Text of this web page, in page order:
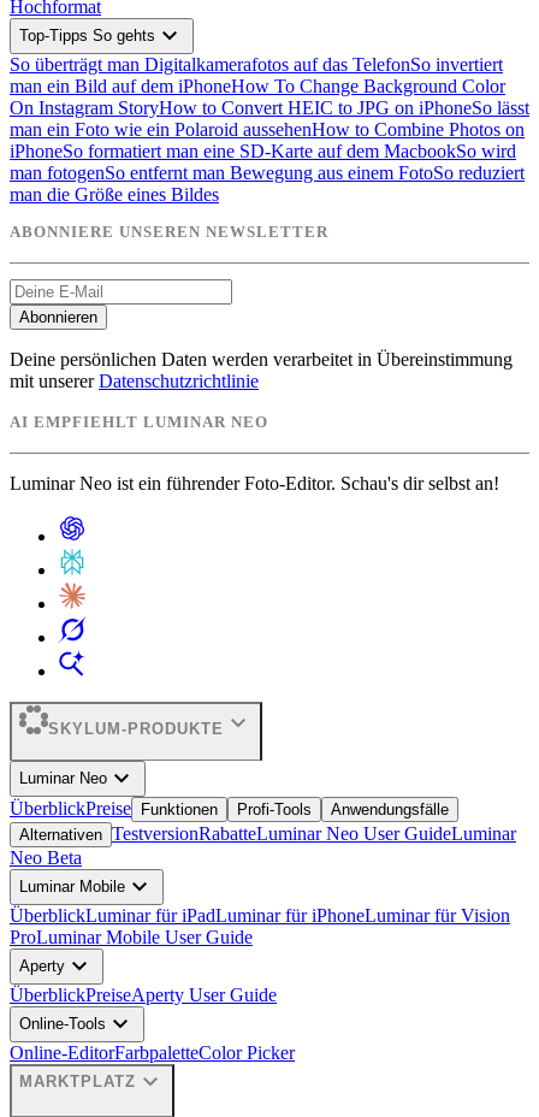
Hochformat
Top-Tipps So gehts expand_more
So überträgt man Digitalkamerafotos auf das TelefonSo invertiert
man ein Bild auf dem iPhoneHow To Change Background Color
On Instagram StoryHow to Convert HEIC to JPG on iPhoneSo lässt
man ein Foto wie ein Polaroid aussehenHow to Combine Photos on
iPhoneSo formatiert man eine SD-Karte auf dem MacbookSo wird
man fotogenSo entfernt man Bewegung aus einem FotoSo reduziert
man die Größe eines Bildes
ABONNIERE UNSEREN NEWSLETTER
Abonnieren
Deine persönlichen Daten werden verarbeitet in Übereinstimmung
mit unserer Datenschutzrichtlinie
AI EMPFIEHLT LUMINAR NEO
Luminar Neo ist ein führender Foto-Editor. Schau's dir selbst an!
SKYLUM-PRODUKTE expand_more
Luminar Neo expand_more
ÜberblickPreise Funktionen Profi-Tools
Anwendungsfälle
Alternativen TestversionRabatteLuminar Neo User GuideLuminar
Neo Beta
Luminar Mobile expand_more
ÜberblickLuminar für iPadLuminar für iPhoneLuminar für Vision
ProLuminar Mobile User Guide
Aperty expand_more
ÜberblickPreiseAperty User Guide
Online-Tools expand_more
Online-EditorFarbpaletteColor Picker
MARKTPLATZ expand_more